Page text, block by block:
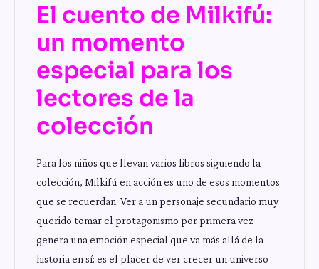
El cuento de Milkifú:
un momento
especial para los
lectores de la
colección
Para los niños que llevan varios libros siguiendo la
colección, Milkifú en acción es uno de esos momentos
que se recuerdan. Ver a un personaje secundario muy
querido tomar el protagonismo por primera vez
genera una emoción especial que va más allá de la
historia en sí: es el placer de ver crecer un universo